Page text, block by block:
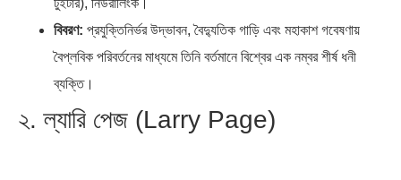
টুইটার), নিউরালিংক।
বিবরণ: প্রযুক্তিনির্ভর উদ্ভাবন, বৈদ্যুতিক গাড়ি এবং মহাকাশ গবেষণায়
বৈপ্লবিক পরিবর্তনের মাধ্যমে তিনি বর্তমানে বিশ্বের এক নম্বর শীর্ষ ধনী
ব্যক্তি।
২. ল্যারি পেজ (Larry Page)